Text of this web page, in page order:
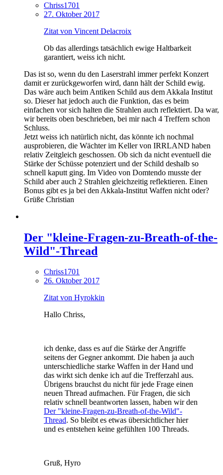
Chriss1701
27. Oktober 2017
Zitat von Vincent Delacroix
Ob das allerdings tatsächlich ewige Haltbarkeit
garantiert, weiss ich nicht.
Das ist so, wenn du den Laserstrahl immer perfekt Konzert
damit er zurückgeworfen wird, dann hält der Schild ewig.
Das wäre auch beim Antiken Schild aus dem Akkala Institut
so. Dieser hat jedoch auch die Funktion, das es beim
einfachen vor sich halten die Strahlen auch reflektiert. Da war,
wir bereits oben beschrieben, bei mir nach 4 Treffern schon
Schluss.
Jetzt weiss ich natürlich nicht, das könnte ich nochmal
ausprobieren, die Wächter im Keller von IRRLAND haben
relativ Zeitgleich geschossen. Ob sich da nicht eventuell die
Stärke der Schüsse potenziert und der Schild deshalb so
schnell kaputt ging. Im Video von Domtendo musste der
Schild aber auch 2 Strahlen gleichzeitig reflektieren. Einen
Bonus gibt es ja bei den Akkala-Institut Waffen nicht oder?
Grüße Christian
Der "kleine-Fragen-zu-Breath-of-the-
Wild"-Thread
Chriss1701
26. Oktober 2017
Zitat von Hyrokkin
Hallo Chriss,
ich denke, dass es auf die Stärke der Angriffe
seitens der Gegner ankommt. Die haben ja auch
unterschiedliche starke Waffen in der Hand und
das wirkt sich denke ich auf die Trefferzahl aus.
Übrigens brauchst du nicht für jede Frage einen
neuen Thread aufmachen. Für Fragen, die sich
relativ schnell beantworten lassen, haben wir den
Der "kleine-Fragen-zu-Breath-of-the-Wild"-
Thread. So bleibt es etwas übersichtlicher hier
und es entstehen keine gefühlten 100 Threads.
Gruß, Hyro